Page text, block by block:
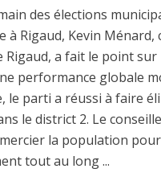
des élections
à Rigaud, Kevin Ménard,
Rigaud, a fait le point
performance globale
le parti a réussi à faire
le district 2. Le
la population
tout au long ...